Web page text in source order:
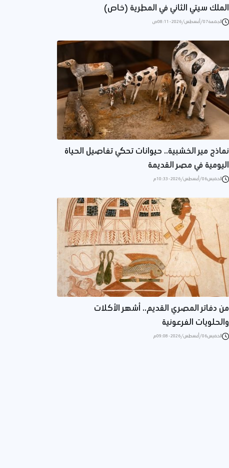
الملك سيتي الثاني في المطرية (خاص)
الجمعة 07/أغسطس/2026 - 08:11 ص
نماذج مير الخشبية.. حيوانات تحكي تفاصيل الحياة
اليومية في مصر القديمة
الخميس 06/أغسطس/2026 - 10:33 م
من دفاتر المصري القديم.. أشهر الأكلات
والحلويات الفرعونية
الخميس 06/أغسطس/2026 - 09:08 م